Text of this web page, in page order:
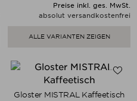
Preise inkl. ges. MwSt.
absolut versandkostenfrei
ALLE VARIANTEN ZEIGEN
Gloster MISTRAL Kaffeetisch